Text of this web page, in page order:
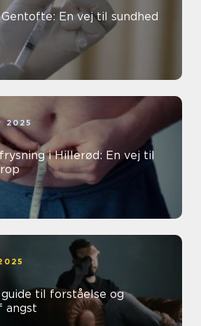
En vej til sundhed
2025
i Hillerød: En vej til
guide til forståelse og
angst